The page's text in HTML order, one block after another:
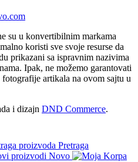
su u konvertibilnim markama
koristi sve svoje resurse da
prikazani sa ispravnim nazivima
Ipak, ne možemo garantovati
artikala na ovom sajtu u
i dizajn DND Commerce.
Pretraga
Novo